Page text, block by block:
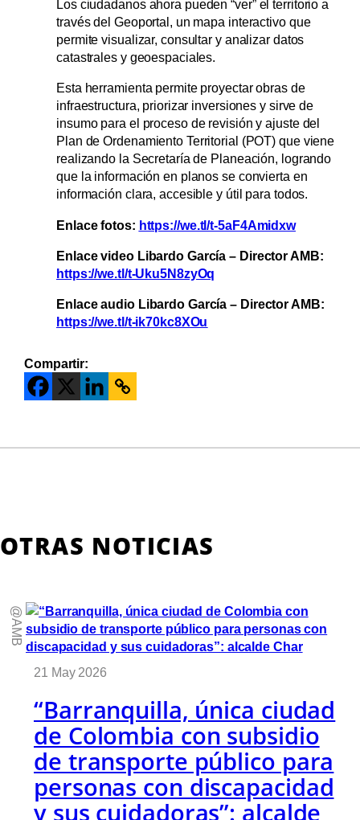
Los ciudadanos ahora pueden “ver” el territorio a
través del Geoportal, un mapa interactivo que
permite visualizar, consultar y analizar datos
catastrales y geoespaciales.
Esta herramienta permite proyectar obras de
infraestructura, priorizar inversiones y sirve de
insumo para el proceso de revisión y ajuste del
Plan de Ordenamiento Territorial (POT) que viene
realizando la Secretaría de Planeación, logrando
que la información en planos se convierta en
información clara, accesible y útil para todos.
Enlace fotos: https://we.tl/t-5aF4Amidxw
Enlace video Libardo García – Director AMB:
https://we.tl/t-Uku5N8zyOq
Enlace audio Libardo García – Director AMB:
https://we.tl/t-ik70kc8XOu
Compartir:
OTRAS NOTICIAS
@AMB
21 May 2026
“Barranquilla, única ciudad
de Colombia con subsidio
de transporte público para
personas con discapacidad
y sus cuidadoras”: alcalde